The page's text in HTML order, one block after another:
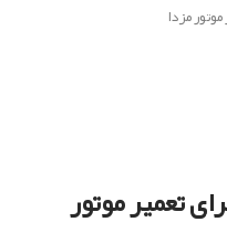
مزدا
تعمیر موتور